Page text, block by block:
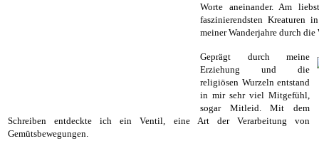
Worte aneinander. Am
faszinierendsten Kreaturen
meiner Wanderjahre durch
Geprägt durch meine
Erziehung und die
religiösen Wurzeln entstand
in mir sehr viel Mitgefühl,
sogar Mitleid. Mit dem
Schreiben entdeckte ich ein Ventil, eine Art der Verarbeitung von
Gemütsbewegungen.